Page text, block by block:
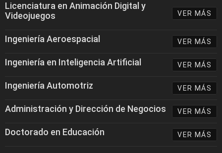
Licenciatura en Animación Digital y
Videojuegos
VER MÁS
Ingeniería Aeroespacial VER MÁS
Ingeniería en Inteligencia Artificial VER MÁS
Ingeniería Automotriz VER MÁS
Administración y Dirección de Negocios VER MÁS
Doctorado en Educación VER MÁS